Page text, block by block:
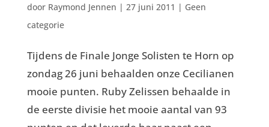
door Raymond Jennen | 27 juni 2011 | Geen
categorie
Tijdens de Finale Jonge Solisten te Horn op
zondag 26 juni behaalden onze Cecilianen
mooie punten. Ruby Zelissen behaalde in
de eerste divisie het mooie aantal van 93